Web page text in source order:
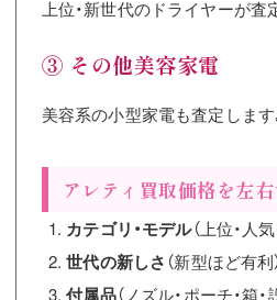
上位・新世代のドライヤーが査
③ その他美容家電
美容系の小型家電も査定します
アレティ買取価格を左
カテゴリ・モデル（上位・人
世代の新しさ （新型ほど有利
付属品（ノズル・ポーチ・箱・